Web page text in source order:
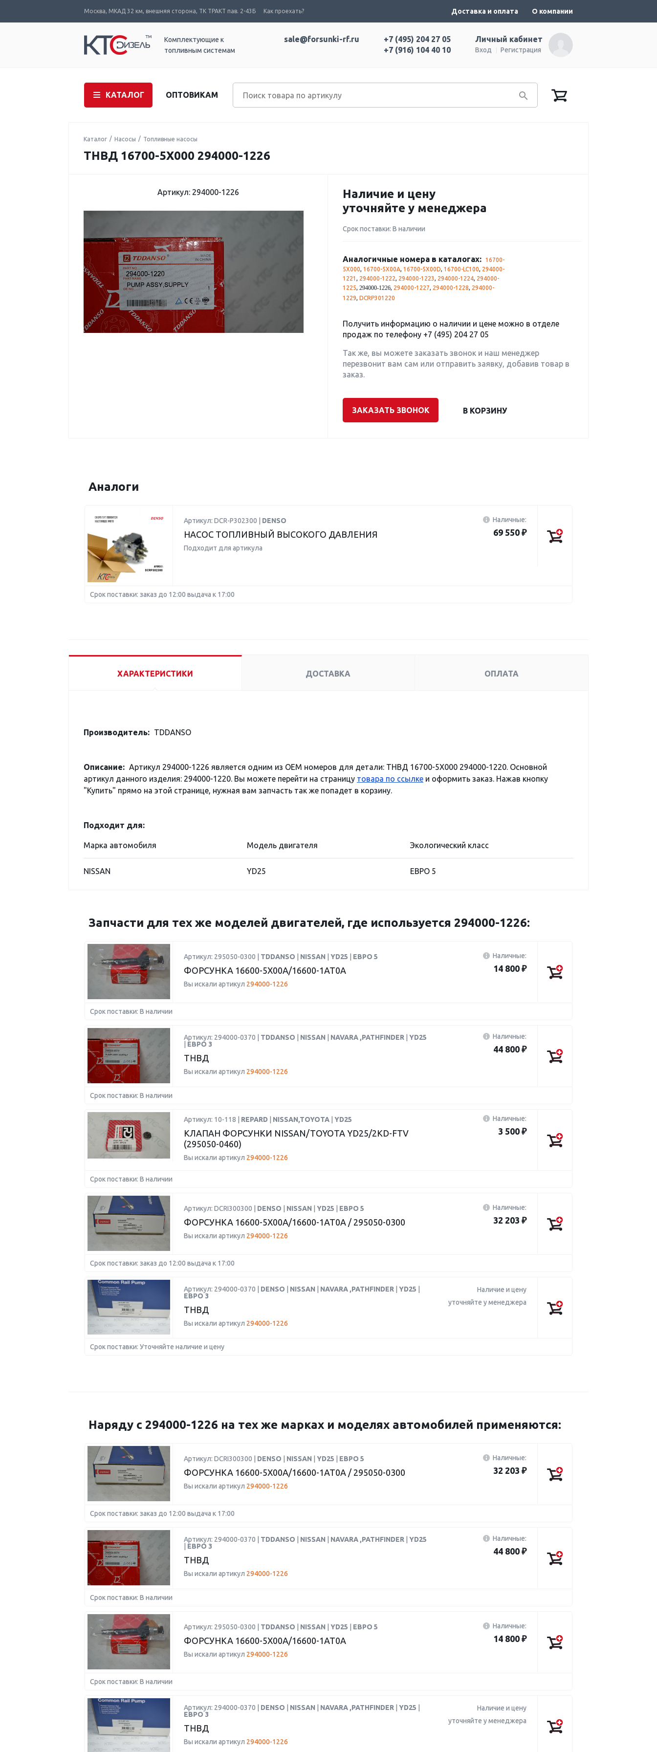
Москва, МКАД 32 км, внешняя сторона, ТК ТРАКТ пав. 2-43Б Как проехать? Доставка и оплата О компании
Комплектующие к
топливным системам
Личный кабинет
Вход Регистрация
+7 (495) 204 27 05
+7 (916) 104 40 10
sale@forsunki-rf.ru
КАТАЛОГ ОПТОВИКАМ
Каталог Насосы Топливные насосы
ТНВД 16700-5X000 294000-1226
Артикул: 294000-1226
Наличие и цену
уточняйте у менеджера
Срок поставки: В наличии
Аналогичные номера в каталогах:
16700-
5X000, 16700-5X00A, 16700-5X00D, 16700-LC100, 294000-
1221 , 294000-1222, 294000-1223, 294000-1224, 294000-
1225, 294000-1226, 294000-1227, 294000-1228, 294000-
1229, DCRP301220
Получить информацию о наличии и цене можно в отделе
продаж по телефону +7 (495) 204 27 05
Так же, вы можете заказать звонок и наш менеджер
перезвонит вам сам или отправить заявку, добавив товар в
заказ.
ЗАКАЗАТЬ ЗВОНОК В КОРЗИНУ
Аналоги
Артикул: DCR-P302300 | DENSO
НАСОС ТОПЛИВНЫЙ ВЫСОКОГО ДАВЛЕНИЯ
Подходит для артикула
Наличные:
69 550 ₽
Срок поставки: заказ до 12:00 выдача к 17:00
ХАРАКТЕРИСТИКИ ДОСТАВКА ОПЛАТА
Производитель: TDDANSO
Описание: Артикул 294000-1226 является одним из OEM номеров для детали: ТНВД 16700-5X000 294000-1220. Основной
артикул данного изделия: 294000-1220. Вы можете перейти на страницу товара по ссылке и оформить заказ. Нажав кнопку
"Купить" прямо на этой странице, нужная вам запчасть так же попадет в корзину.
Подходит для:
Марка автомобиля Модель двигателя Экологический класс
NISSAN YD25 ЕВРО 5
Запчасти для тех же моделей двигателей, где используется 294000-1226:
Артикул: 295050-0300 | TDDANSO NISSAN YD25 ЕВРО 5
ФОРСУНКА 16600-5X00A/16600-1AT0A
Вы искали артикул 294000-1226
Наличные:
14 800 ₽
Срок поставки: В наличии
Артикул: 294000-0370 | TDDANSO NISSAN NAVARA ,PATHFINDER
YD25
ЕВРО 3
ТНВД
Вы искали артикул 294000-1226
Наличные:
44 800 ₽
Срок поставки: В наличии
Артикул: 10-118 | REPARD NISSAN,TOYOTA YD25
КЛАПАН ФОРСУНКИ NISSAN/TOYOTA YD25/2KD-FTV
(295050-0460)
Вы искали артикул 294000-1226
Наличные:
3 500 ₽
Срок поставки: В наличии
Артикул: DCRI300300 | DENSO NISSAN YD25 ЕВРО 5
ФОРСУНКА 16600-5X00A/16600-1AT0A / 295050-0300
Вы искали артикул 294000-1226
Наличные:
32 203 ₽
Срок поставки: заказ до 12:00 выдача к 17:00
Артикул: 294000-0370 | DENSO NISSAN NAVARA ,PATHFINDER YD25
ЕВРО 3
ТНВД
Вы искали артикул 294000-1226
Наличие и цену
уточняйте у менеджера
Срок поставки: Уточняйте наличие и цену
Наряду с 294000-1226 на тех же марках и моделях автомобилей применяются:
Артикул: DCRI300300 | DENSO NISSAN YD25 ЕВРО 5
ФОРСУНКА 16600-5X00A/16600-1AT0A / 295050-0300
Вы искали артикул 294000-1226
Наличные:
32 203 ₽
Срок поставки: заказ до 12:00 выдача к 17:00
Артикул: 294000-0370 | TDDANSO NISSAN NAVARA ,PATHFINDER
YD25
ЕВРО 3
ТНВД
Вы искали артикул 294000-1226
Наличные:
44 800 ₽
Срок поставки: В наличии
Артикул: 295050-0300 | TDDANSO NISSAN YD25 ЕВРО 5
ФОРСУНКА 16600-5X00A/16600-1AT0A
Вы искали артикул 294000-1226
Наличные:
14 800 ₽
Срок поставки: В наличии
Артикул: 294000-0370 | DENSO NISSAN NAVARA ,PATHFINDER YD25
ЕВРО 3
ТНВД
Вы искали артикул 294000-1226
Наличие и цену
уточняйте у менеджера